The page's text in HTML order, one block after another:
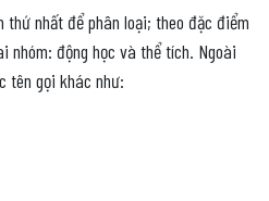
thứ nhất để phân loại; theo đặc điểm
nhóm: động học và thể tích. Ngoài
tên gọi khác như: